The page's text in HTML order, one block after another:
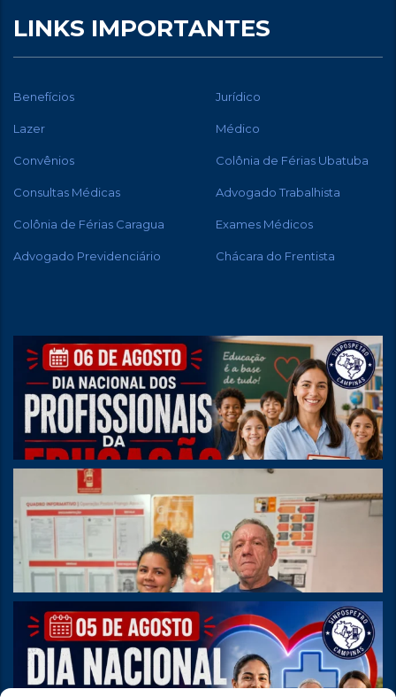
LINKS IMPORTANTES
Benefícios Jurídico
Lazer Médico
Convênios Colônia de Férias Ubatuba
Consultas Médicas Advogado Trabalhista
Colônia de Férias Caragua Exames Médicos
Advogado Previdenciário Chácara do Frentista